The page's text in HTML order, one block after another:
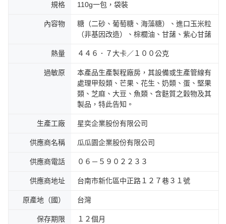
規格 110g一包，袋裝
內容物
糖（二砂、葡萄糖、海藻糖）、進口玉米粒
（非基因改造）、棕櫚油、甘藷、紫心甘藷
熱量 ４４６．７大卡／１００公克
過敏原
本產品生產製程廠房，其設備或生產管線有
處理甲殼類、芒果、花生、奶類、蛋、堅果
類、芝麻、大豆、魚類、含麩質之穀物及其
製品，特此告知。
生產工廠 星奕企業股份有限公司
供應商名稱 瓜瓜園企業股份有限公司
供應商電話 ０６－５９０２２３３
供應商地址 台南市新化區中正路１２７巷３１號
原產地（國） 台灣
保存期限 １２個月